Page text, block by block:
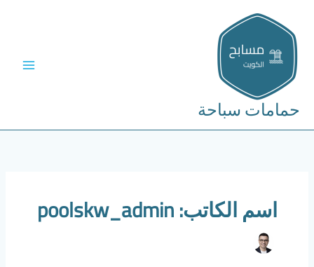
المحتوى
حمامات سباحة
اسم الكاتب: poolskw_admin